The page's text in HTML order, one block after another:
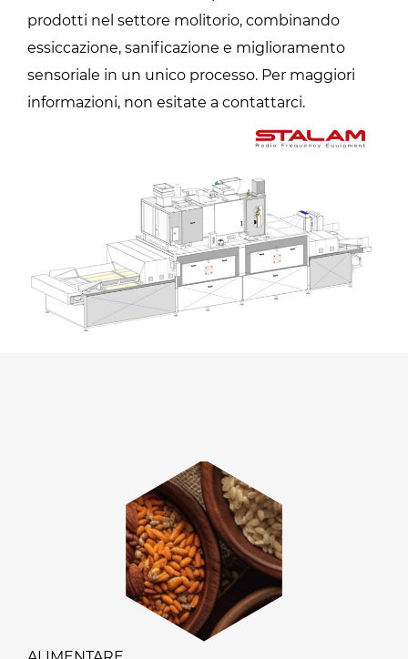
prodotti nel settore molitorio, combinando
essiccazione, sanificazione e miglioramento
sensoriale in un unico processo. Per maggiori
informazioni, non esitate a contattarci.